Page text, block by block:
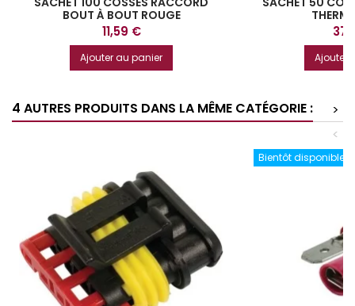
BOUT À BOUT ROUGE
Prix
11,59 €
Ajouter au panier
Prix
Ajouter
4 AUTRES PRODUITS DANS LA MÊME CATÉGORIE :
>
<
Bientôt disponible